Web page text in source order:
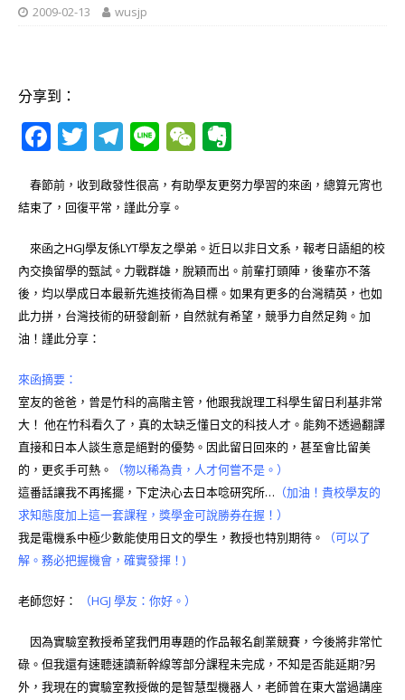
2009-02-13 wusjp
分享到：
F
c
e
b
o
o
k
T
it
te
r
T
e
g
ra
m
Li
e
W
C
at
e
n
o
te
春節前，收到啟發性很高，有助學友更努力學習的來函，總算元宵也
結束了，回復平常，謹此分享。
來函之HGJ學友係LYT學友之學弟。近日以非日文系，報考日語組的校
內交換留學的甄試。力戰群雄，脫穎而出。前輩打頭陣，後輩亦不落
後，均以學成日本最新先進技術為目標。如果有更多的台灣精英，也如
此力拼，台灣技術的研發創新，自然就有希望，競爭力自然足夠。加
油！謹此分享：
來函摘要：
室友的爸爸，曾是竹科的高階主管，他跟我說理工科學生留日利基非常
大！ 他在竹科看久了，真的太缺乏懂日文的科技人才。能夠不透過翻譯
直接和日本人談生意是絕對的優勢。因此留日回來的，甚至會比留美
的，更炙手可熱。
（物以稀為貴，人才何嘗不是。）
這番話讓我不再搖擺，下定決心去日本唸研究所… （加油！貴校學友的
求知態度加上這一套課程，獎學金可說勝券在握！）
我是電機系中極少數能使用日文的學生，教授也特別期待。
（可以了
解。務必把握機會，確實發揮！)
老師您好： （HGJ 學友：你好。）
因為實驗室教授希望我們用專題的作品報名創業競賽，今後將非常忙
碌。但我還有速聽速讀新幹線等部分課程未完成，不知是否能延期?另
外，我現在的實驗室教授做的是智慧型機器人，老師曾在東大當過講座